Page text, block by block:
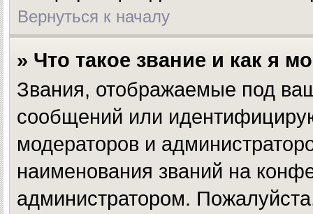
Вернуться к началу
» Что такое звание и как я
Звания, отображаемые под
сообщений или
модераторов и
наименования званий на
администратором.